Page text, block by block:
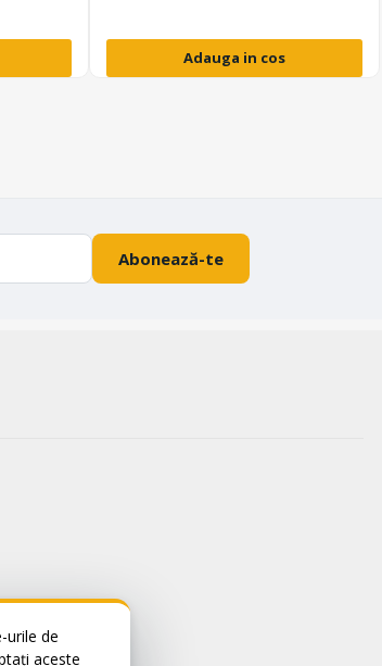
Adauga in cos
Abonează-te
urile de
aceste